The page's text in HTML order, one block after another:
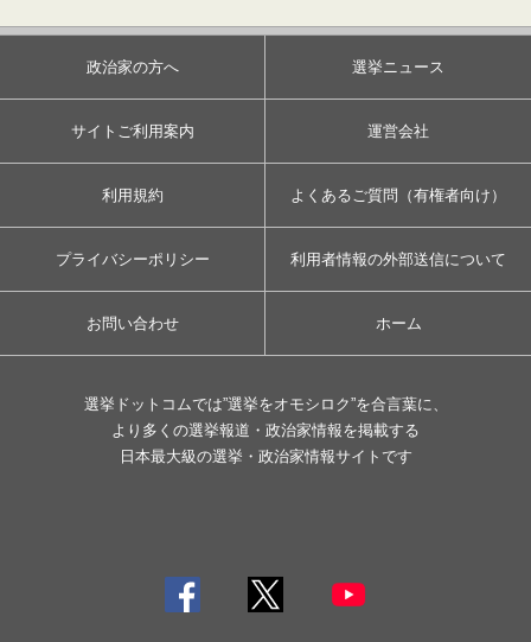
政治家の方へ 選挙ニュース
サイトご利用案内 運営会社
利用規約 よくあるご質問（有権者向け）
プライバシーポリシー 利用者情報の外部送信について
お問い合わせ ホーム
選挙ドットコムでは”選挙をオモシロク”を合言葉に、
より多くの選挙報道・政治家情報を掲載する
日本最大級の選挙・政治家情報サイトです